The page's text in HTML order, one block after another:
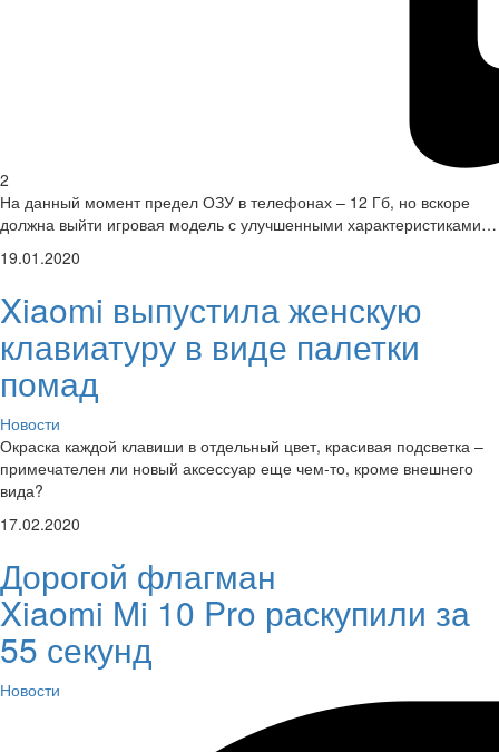
2
На данный момент предел ОЗУ в телефонах – 12 Гб, но вскоре
должна выйти игровая модель с улучшенными характеристиками…
19.01.2020
Xiaomi выпустила женскую
клавиатуру в виде палетки
помад
Новости
Окраска каждой клавиши в отдельный цвет, красивая подсветка –
примечателен ли новый аксессуар еще чем-то, кроме внешнего
вида?
17.02.2020
Дорогой флагман
Xiaomi Mi 10 Pro раскупили за
55 секунд
Новости